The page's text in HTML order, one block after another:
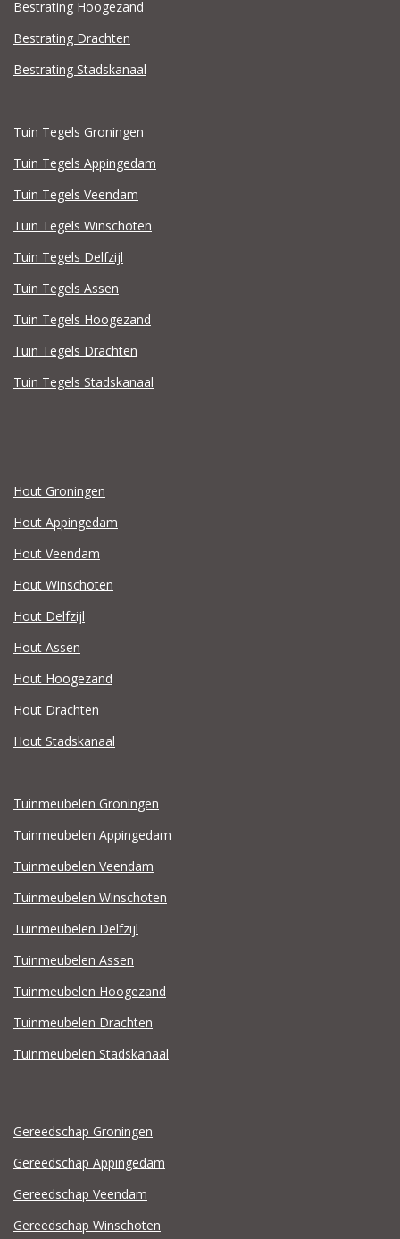
Bestrating Hoogezand
Bestrating Drachten
Bestrating Stadskanaal
Tuin Tegels Groningen
Tuin Tegels Appingedam
Tuin Tegels Veendam
Tuin Tegels Winschoten
Tuin Tegels Delfzijl
Tuin Tegels Assen
Tuin Tegels Hoogezand
Tuin Tegels Drachten
Tuin Tegels Stadskanaal
Hout Groningen
Hout Appingedam
Hout Veendam
Hout Winschoten
Hout Delfzijl
Hout Assen
Hout Hoogezand
Hout Drachten
Hout Stadskanaal
Tuinmeubelen Groningen
Tuinmeubelen Appingedam
Tuinmeubelen Veendam
Tuinmeubelen Winschoten
Tuinmeubelen Delfzijl
Tuinmeubelen Assen
Tuinmeubelen Hoogezand
Tuinmeubelen Drachten
Tuinmeubelen Stadskanaal
Gereedschap Groningen
Gereedschap Appingedam
Gereedschap Veendam
Gereedschap Winschoten